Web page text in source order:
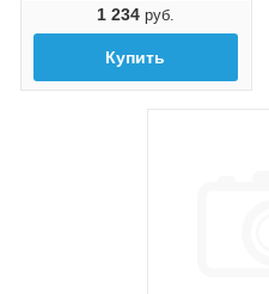
1 234 руб.
Купить